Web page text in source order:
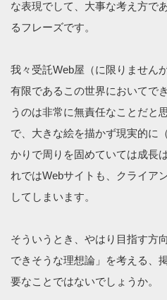
な表現でして、大事な考え方で
るフレーズです。
我々受託Web屋（に限りません
有限であるこの世界においてで
うのは非常に無責任なことだと
で、大きな絵を描かず現実的に
かりで周りを固めていては成長
れではWebサイトも、クライア
してしまいます。
そういうとき、やはり目指す方
できそうな理想論」を考える、
要なことではないでしょうか。